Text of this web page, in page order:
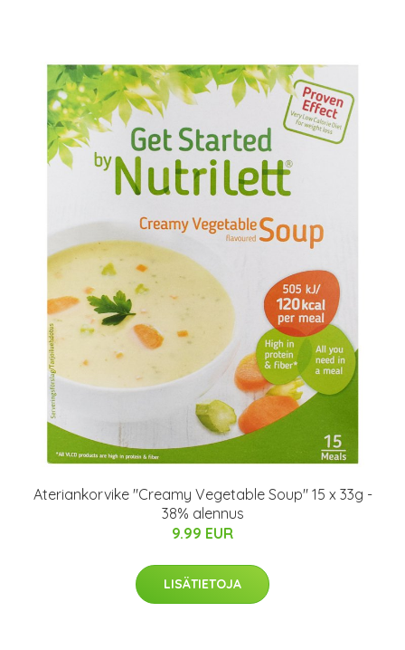
Ateriankorvike "Creamy Vegetable Soup" 15 x 33g -
38% alennus
9.99 EUR
LISÄTIETOJA